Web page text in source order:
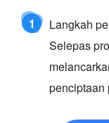
1 Langkah
Selepas
penciptaan